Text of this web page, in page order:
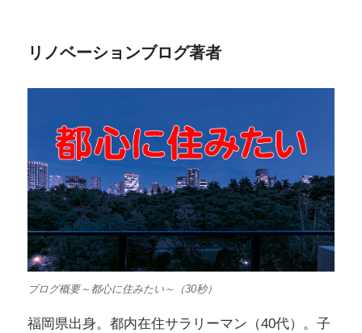
リノベーションブログ著者
ブログ概要～都心に住みたい～（30秒）
福岡県出身。都内在住サラリーマン（40代）。子